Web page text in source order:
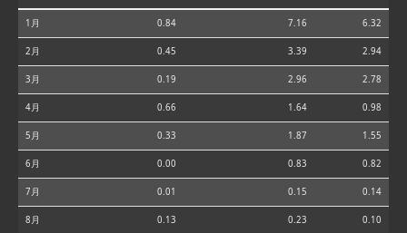
1月 0.84 7.16 6.32
2月 0.45 3.39 2.94
3月 0.19 2.96 2.78
4月 0.66 1.64 0.98
5月 0.33 1.87 1.55
6月 0.00 0.83 0.82
7月 0.01 0.15 0.14
8月 0.13 0.23 0.10